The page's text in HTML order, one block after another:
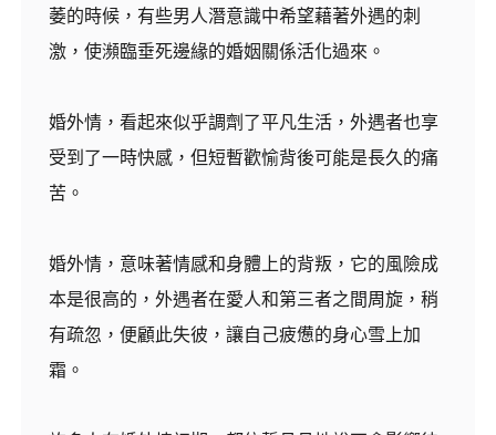
萎的時候，有些男人潛意識中希望藉著外遇的刺
激，使瀕臨垂死邊緣的婚姻關係活化過來。
婚外情，看起來似乎調劑了平凡生活，外遇者也享
受到了一時快感，但短暫歡愉背後可能是長久的痛
苦。
婚外情，意味著情感和身體上的背叛，它的風險成
本是很高的，外遇者在愛人和第三者之間周旋，稍
有疏忽，便顧此失彼，讓自己疲憊的身心雪上加
霜。